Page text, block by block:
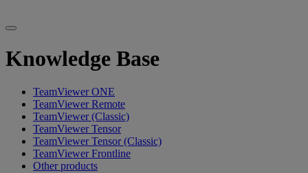
Knowledge Base
TeamViewer ONE
TeamViewer Remote
TeamViewer (Classic)
TeamViewer Tensor
TeamViewer Tensor (Classic)
TeamViewer Frontline
Other products